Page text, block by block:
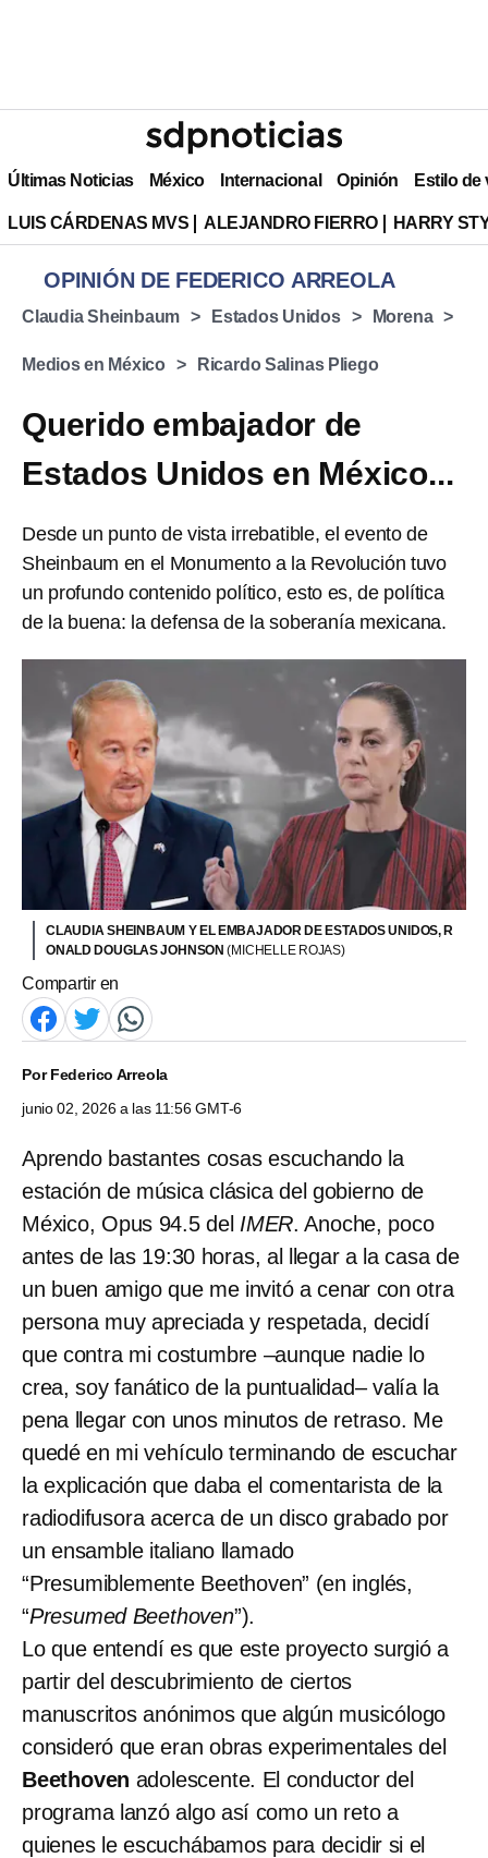
Últimas Noticias México Internacional Opinión Estilo de
LUIS CÁRDENAS MVS ALEJANDRO FIERRO HARRY
OPINIÓN DE FEDERICO ARREOLA
Claudia Sheinbaum Estados Unidos Morena
Medios en México Ricardo Salinas Pliego
Querido embajador de
Estados Unidos en México...
Desde un punto de vista irrebatible, el evento de
Sheinbaum en el Monumento a la Revolución tuvo
un profundo contenido político, esto es, de política
de la buena: la defensa de la soberanía mexicana.
CLAUDIA SHEINBAUM Y EL EMBAJADOR DE ESTADOS UNIDOS, R
ONALD DOUGLAS JOHNSON(MICHELLE ROJAS)
Compartir en
PorFederico Arreola
junio 02, 2026 a las 11:56 GMT-6
Aprendo bastantes cosas escuchando la
estación de música clásica del gobierno de
México, Opus 94.5 del IMER. Anoche, poco
antes de las 19:30 horas, al llegar a la casa de
un buen amigo que me invitó a cenar con otra
persona muy apreciada y respetada, decidí
que contra mi costumbre –aunque nadie lo
crea, soy fanático de la puntualidad– valía la
pena llegar con unos minutos de retraso. Me
quedé en mi vehículo terminando de escuchar
la explicación que daba el comentarista de la
radiodifusora acerca de un disco grabado por
un ensamble italiano llamado
“Presumiblemente Beethoven” (en inglés,
“Presumed Beethoven”).
Lo que entendí es que este proyecto surgió a
partir del descubrimiento de ciertos
manuscritos anónimos que algún musicólogo
consideró que eran obras experimentales del
Beethoven adolescente. El conductor del
programa lanzó algo así como un reto a
quienes le escuchábamos para decidir si el